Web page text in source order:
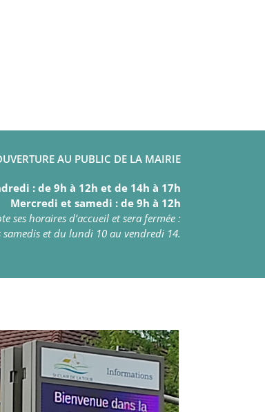
AU PUBLIC DE LA MAIRIE
: de 9h à 12h et de 14h à 17h
Mercredi et samedi : de 9h à 12h
ses horaires d’accueil et sera fermée :
samedis et du lundi 10 au vendredi 14.